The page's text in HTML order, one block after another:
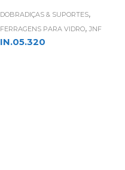
DOBRADIÇAS & SUPORTES,
FERRAGENS PARA VIDRO, JNF
IN.05.320